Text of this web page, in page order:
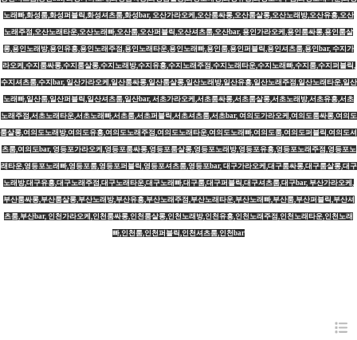
노래빠,화성룸,화성퍼블릭,화성셔츠룸,화성bar, 오산가라오케,오산룸싸롱,오산룸살롱,오산노래방,오산유흥,오산
노래주점,오산노래타운,오산노래빠,오산룸,오산퍼블릭,오산셔츠룸,오산bar, 용인가라오케,용인룸싸롱,용인룸살
롱,용인노래방,용인유흥,용인노래주점,용인노래타운,용인노래빠,용인룸,용인퍼블릭,용인셔츠룸,용인bar, 수지가
라오케,수지룸싸롱,수지룸살롱,수지노래방,수지유흥,수지노래주점,수지노래타운,수지노래빠,수지룸,수지퍼블릭,
수지셔츠룸,수지bar, 일산가라오케,일산룸싸롱,일산룸살롱,일산노래방,일산유흥,일산노래주점,일산노래타운,일산
노래빠,일산룸,일산퍼블릭,일산셔츠룸,일산bar, 서초가라오케,서초룸싸롱,서초룸살롱,서초노래방,서초유흥,서초
노래주점,서초노래타운,서초노래빠,서초룸,서초퍼블릭,서초셔츠룸,서초bar, 여의도가라오케,여의도룸싸롱,여의도
룸살롱,여의도노래방,여의도유흥,여의도노래주점,여의도노래타운,여의도노래빠,여의도룸,여의도퍼블릭,여의도셔
츠룸,여의도bar, 영등포가라오케,영등포룸싸롱,영등포룸살롱,영등포노래방,영등포유흥,영등포노래주점,영등포노
래타운,영등포노래빠,영등포룸,영등포퍼블릭,영등포셔츠룸,영등포bar, 대구가라오케,대구룸싸롱,대구룸살롱,대구
노래방,대구유흥,대구노래주점,대구노래타운,대구노래빠,대구룸,대구퍼블릭,대구셔츠룸,대구bar, 부산가라오케,
부산룸싸롱,부산룸살롱,부산노래방,부산유흥,부산노래주점,부산노래타운,부산노래빠,부산룸,부산퍼블릭,부산셔
츠룸,부산bar, 인천가라오케,인천룸싸롱,인천룸살롱,인천노래방,인천유흥,인천노래주점,인천노래타운,인천노래
빠,인천룸,인천퍼블릭,인천셔츠룸,인천bar